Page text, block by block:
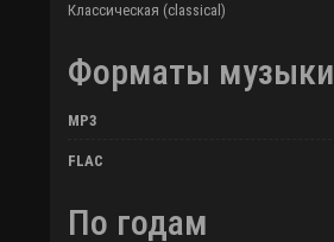
Классическая (classical)
Форматы музыки
MP3
FLAC
По годам